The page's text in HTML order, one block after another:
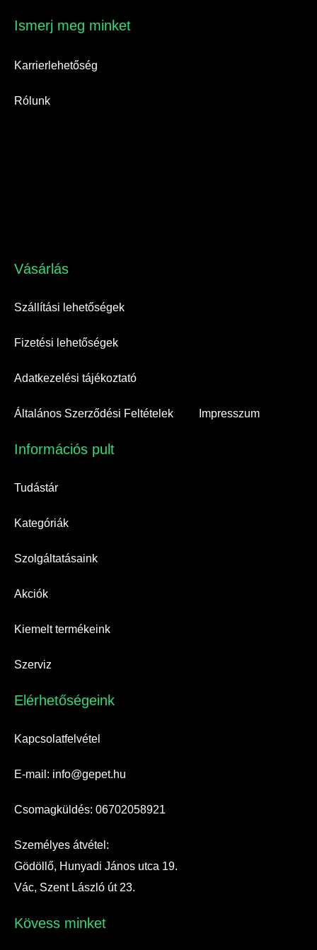
Ismerj meg minket​
Karrierlehetőség
Rólunk
Vásárlás​
Szállítási lehetőségek
Fizetési lehetőségek
Adatkezelési tájékoztató
Általános Szerződési Feltételek Impresszum
Információs pult​
Tudástár
Kategóriák
Szolgáltatásaink
Akciók
Kiemelt termékeink
Szerviz
Elérhetőségeink​
Kapcsolatfelvétel
E-mail: info@gepet.hu
Csomagküldés: 06702058921
Személyes átvétel:
Gödöllő, Hunyadi János utca 19.
Vác, Szent László út 23.
Kövess minket